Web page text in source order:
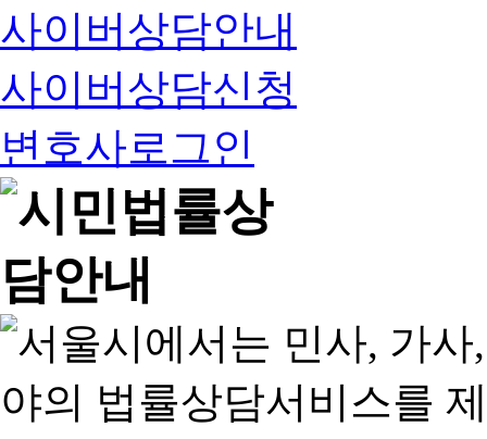
사이버상담안내
사이버상담신청
변호사로그인